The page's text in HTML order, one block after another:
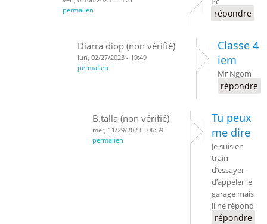
permalien
répondre
Diarra diop (non vérifié)
lun, 02/27/2023 - 19:49
permalien
Classe 4
iem
Mr Ngom
répondre
B.talla (non vérifié)
mer, 11/29/2023 - 06:59
permalien
Tu peux
me dire
Je suis en
train
d’essayer
d’appeler le
garage mais
il ne répond
répondre